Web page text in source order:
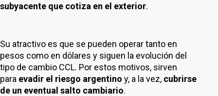
subyacente que cotiza en el exterior.
Su atractivo es que se pueden operar tanto en
pesos como en dólares y siguen la evolución del
tipo de cambio CCL. Por estos motivos, sirven
para evadir el riesgo argentino y, a la vez, cubrirse
de un eventual salto cambiario.